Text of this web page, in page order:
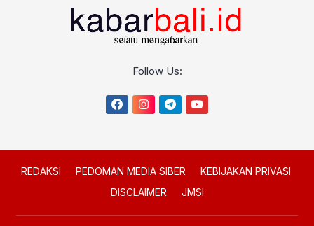
Follow Us:
REDAKSI PEDOMAN MEDIA SIBER
KEBIJAKAN PRIVASI
DISCLAIMER
JMSI